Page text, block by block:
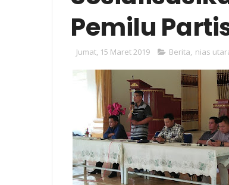
Pemilu
Jumat, 15 Maret 2019 Berita nias